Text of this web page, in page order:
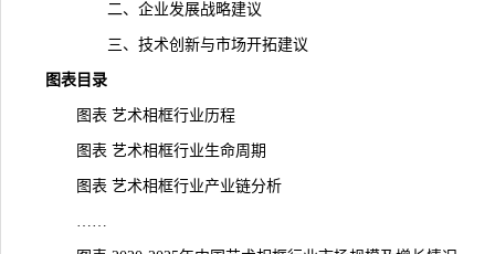
二、企业发展战略建议
三、技术创新与市场开拓建议
图表目录
图表 艺术相框行业历程
图表 艺术相框行业生命周期
图表 艺术相框行业产业链分析
……